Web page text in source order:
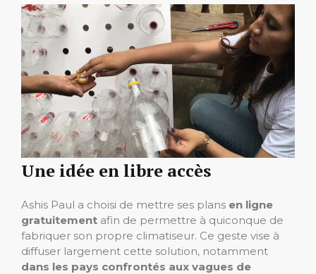
Une idée en libre accès
Ashis Paul a choisi de mettre ses plans en ligne
gratuitement afin de permettre à quiconque de
fabriquer son propre climatiseur. Ce geste vise à
diffuser largement cette solution, notamment
dans les pays confrontés aux vagues de